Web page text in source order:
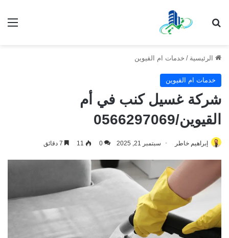
بحث عن
الرئيسية / خدمات ام القيوين
خدمات ام القيوين
شركة غسيل كنب في أم
القيوين/0566297069
إبراهيم خاطر سبتمبر 21, 2025 0
11